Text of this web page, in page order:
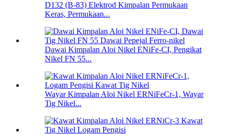
D132 (B-83) Elektrod Kimpalan Permukaan
Keras, Permukaan...
Dawai Kimpalan Aloi Nikel ENiFe-CI, Pengikat
Nikel FN 55...
Wayar Kimpalan Aloi Nikel ERNiFeCr-1, Wayar
Tig Nikel...